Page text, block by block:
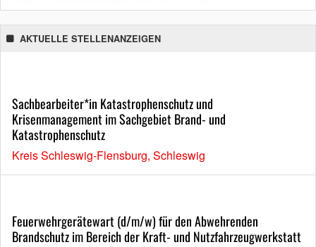
AKTUELLE STELLENANZEIGEN
Sachbearbeiter*in Katastrophenschutz und
Krisenmanagement im Sachgebiet Brand- und
Katastrophenschutz
Kreis Schleswig-Flensburg, Schleswig
Feuerwehrgerätewart (d/m/w) für den Abwehrenden
Brandschutz im Bereich der Kraft- und Nutzfahrzeugwerkstatt